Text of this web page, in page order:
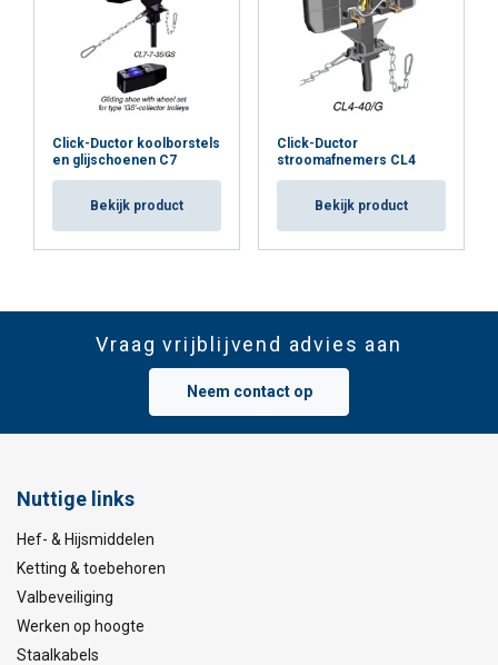
Click-Ductor koolborstels
en glijschoenen C7
Bekijk product
Click-Ductor
stroomafnemers CL4
Bekijk product
Vraag vrijblijvend advies aan
Neem contact op
Nuttige links
Hef- & Hijsmiddelen
Ketting & toebehoren
Valbeveiliging
Werken op hoogte
Staalkabels